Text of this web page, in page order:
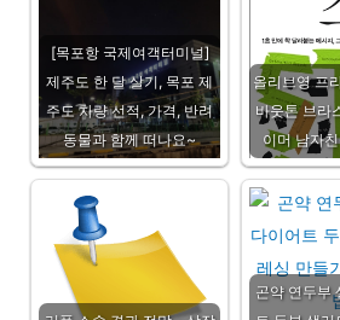
[목포항 국제여객터미널]
제주도 한 달 살기, 목포 제
주도 차량 선적, 가격, 반려
동물과 함께 떠나요~
올리브영 프
바웃톤 브라
이머 남자
곤약 연두부